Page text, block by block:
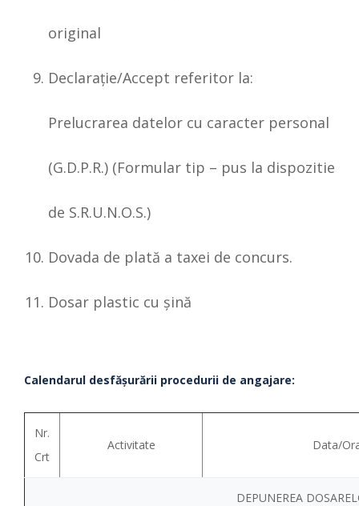
original
Declaraţie/Accept referitor la:
Prelucrarea datelor cu caracter personal
(G.D.P.R.) (Formular tip – pus la dispozitie
de S.R.U.N.O.S.)
Dovada de plată a taxei de concurs.
Dosar plastic cu şină
Calendarul desfăşurării procedurii de angajare:
Nr.
Crt
Activitate Data/
DEPUNEREA